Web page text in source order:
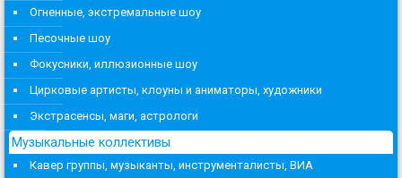
Огненные, экстремальные шоу
Песочные шоу
Фокусники, иллюзионные шоу
Цирковые артисты, клоуны и аниматоры, художники
Экстрасенсы, маги, астрологи
Музыкальные коллективы
Кавер группы, музыканты, инструменталисты, ВИА